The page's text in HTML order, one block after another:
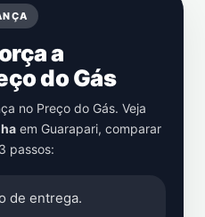
a
do Gás
no Preço do Gás. Veja
em Guarapari, comparar
passos:
de entrega.